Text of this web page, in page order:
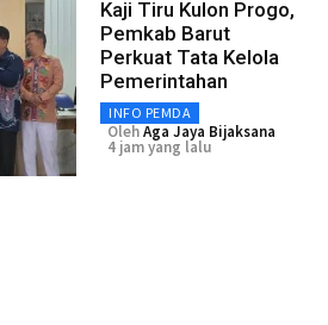
Kaji Tiru Kulon Progo,
Pemkab Barut
Perkuat Tata Kelola
Pemerintahan
INFO PEMDA
OlehAga Jaya Bijaksana
4 jam yang lalu